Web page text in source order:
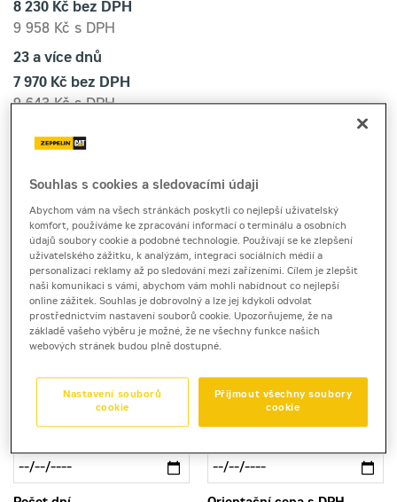
8 230 Kč bez DPH
9 958 Kč s DPH
23 a více dnů
7 970 Kč bez DPH
9 643 Kč s DPH
Kauce
kolové rýpadlo
Cat M315
Kolové rýpadlo Cat M315 je k zapůjčení pro výkopové
práce s vysokou mobilitou a přesnou hydraulikou.
Kontaktní půjčovna
Souhlas s cookies a sledovacími údaji
Abychom vám na všech stránkách poskytli co nejlepší uživatelský
komfort, používáme ke zpracování informací o terminálu a osobních
údajů soubory cookie a podobné technologie. Používají se ke zlepšení
uživatelského zážitku, k analýzám, integraci sociálních médií a
personalizaci reklamy až po sledování mezi zařízeními. Cílem je zlepšit
naši komunikaci s vámi, abychom vám mohli nabídnout co nejlepší
online zážitek. Souhlas je dobrovolný a lze jej kdykoli odvolat
prostřednictvím nastavení souborů cookie. Upozorňujeme, že na
základě vašeho výběru je možné, že ne všechny funkce našich
webových stránek budou plně dostupné.
Přijmout všechny soubory
cookie
Nastavení souborů
cookie